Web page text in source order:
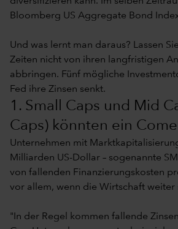
Bloomberg US Aggregate Bond
Und was lernt man daraus? Lassen
Zeiten nicht von ihren langfristigen
abbringen. Fünf mögliche
Fed ihre Zinsen senkt.
1. Small Caps und Mid
Caps) könnten ein
Unternehmen mit
Milliarden US-Dollar – sogenannte
von fallenden Finanzierungskosten
vor allem, wenn die Wirtschaft weiter
"In der Regel kommen fallende